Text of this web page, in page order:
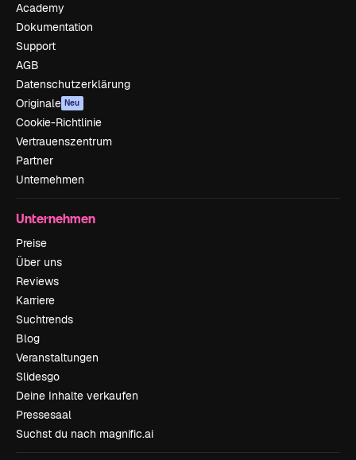
Academy
Dokumentation
Support
AGB
Datenschutzerklärung
Originale Neu
Cookie-Richtlinie
Vertrauenszentrum
Partner
Unternehmen
Unternehmen
Preise
Über uns
Reviews
Karriere
Suchtrends
Blog
Veranstaltungen
Slidesgo
Deine Inhalte verkaufen
Pressesaal
Suchst du nach magnific.ai